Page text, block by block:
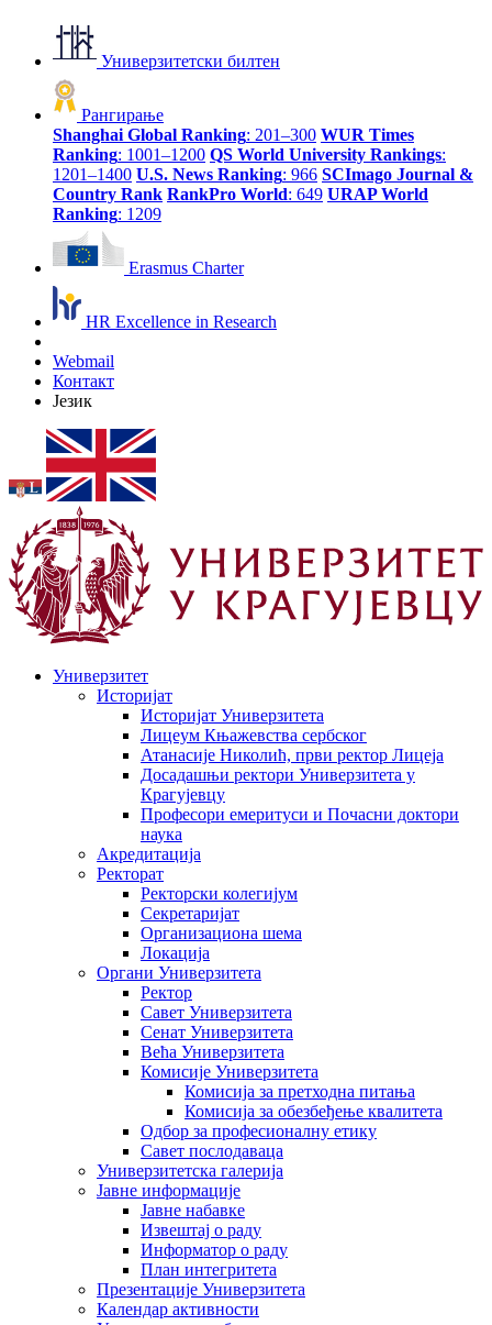
Универзитетски билтен
Рангирање
Shanghai Global Ranking: 201–300 WUR Times
Ranking: 1001–1200 QS World University Rankings:
1201–1400 U.S. News Ranking: 966 SCImago Journal &
Country Rank RankPro World: 649 URAP World
Ranking: 1209
Erasmus Charter
HR Excellence in Research
Webmail
Контакт
Језик
Универзитет
Историјат
Историјат Универзитета
Лицеум Књажевства сербског
Атанасије Николић, први ректор Лицеја
Досадашњи ректори Универзитета у
Крагујевцу
Професори емеритуси и Почасни доктори
наука
Акредитација
Ректорат
Ректорски колегијум
Секретаријат
Организациона шема
Локација
Органи Универзитета
Ректор
Савет Универзитета
Сенат Универзитета
Већа Универзитета
Комисије Универзитета
Комисија за претходна питања
Комисија за обезбеђење квалитета
Одбор за професионалну етику
Савет послодаваца
Универзитетска галерија
Јавне информације
Јавне набавке
Извештај о раду
Информатор о раду
План интегритета
Презентације Универзитета
Календар активности